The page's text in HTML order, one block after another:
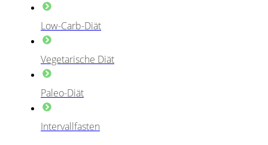
Low-Carb-Diät
Vegetarische Diät
Paleo-Diät
Intervallfasten